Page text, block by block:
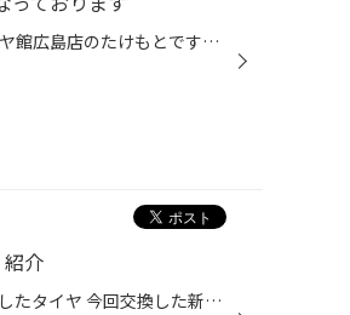
こんにちは♪ 広島県広島市安佐南区の八木にあります タイヤ館広島店のたけもとです！ 今日も、温かく・・いや、暑いですね 私は、ようやくジャンバーを脱ぎ捨てて シャツで仕事をしております 明日、木曜日は毎週行っている レディースDayとなっております！ 女性のお客様、もしくは男性と一緒に来...
介
今回は HONDA アコード タイヤ交換の紹介を致します 交換したタイヤ 今回交換した新品タイヤは タイヤ種類:REGNO GR-XⅡ タイヤサイズ:225/50R17 になります こちらのお客様は タイヤに対して 車内空間の快適製と ハンドリングの良さをお求めでしたので REGNOシリーズをオススメ致しました 取り付け...